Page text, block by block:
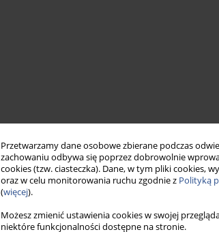
Przetwarzamy dane osobowe zbierane podczas
zachowaniu odbywa się poprzez dobrowolnie
cookies (tzw. ciasteczka). Dane, w tym pliki cookies,
oraz w celu monitorowania ruchu zgodnie z Polityką
(więcej).
Możesz zmienić ustawienia cookies w swojej
niektóre funkcjonalności dostępne na stronie.